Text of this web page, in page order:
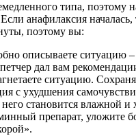
типа, поэтому
анафилаксия
поэтому вы:
описываете ситуацию –
дал вам
ситуацию.
с ухудшения
становится влажной
препарат,